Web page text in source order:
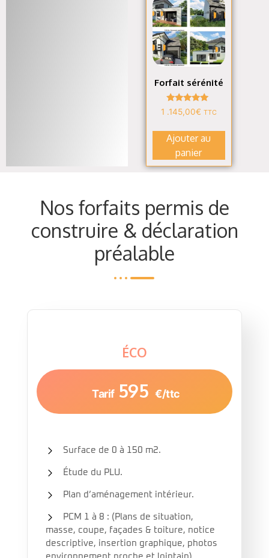
Forfait sérénité
Note
4.82
1 .145,00€ TTC
Ajouter au
panier
Nos forfaits permis de
construire & déclaration
préalable
ÉCO
Tarif 595 €/ttc
Surface de 0 à 150 m2.
Étude du PLU.
Plan d’aménagement intérieur.
PCM 1 à 8 : (Plans de situation,
masse, coupe, façades & toiture, notice
descriptive, insertion graphique, photos